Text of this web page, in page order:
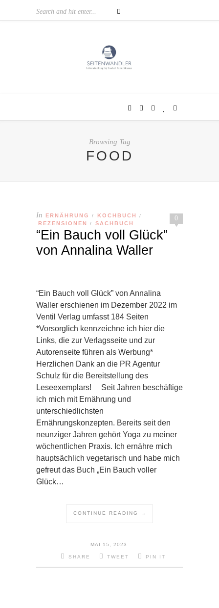
Browsing Tag
FOOD
0
In ERNÄHRUNG / KOCHBUCH /
REZENSIONEN / SACHBUCH
“Ein Bauch voll Glück”
von Annalina Waller
“Ein Bauch voll Glück” von Annalina
Waller erschienen im Dezember 2022 im
Ventil Verlag umfasst 184 Seiten
*Vorsorglich kennzeichne ich hier die
Links, die zur Verlagsseite und zur
Autorenseite führen als Werbung*
Herzlichen Dank an die PR Agentur
Schulz für die Bereitstellung des
Leseexemplars! Seit Jahren beschäftige
ich mich mit Ernährung und
unterschiedlichsten
Ernährungskonzepten. Bereits seit den
neunziger Jahren gehört Yoga zu meiner
wöchentlichen Praxis. Ich ernähre mich
hauptsächlich vegetarisch und habe mich
gefreut das Buch „Ein Bauch voller
Glück…
CONTINUE READING →
MAI 15, 2023
SHARE TWEET PIN IT